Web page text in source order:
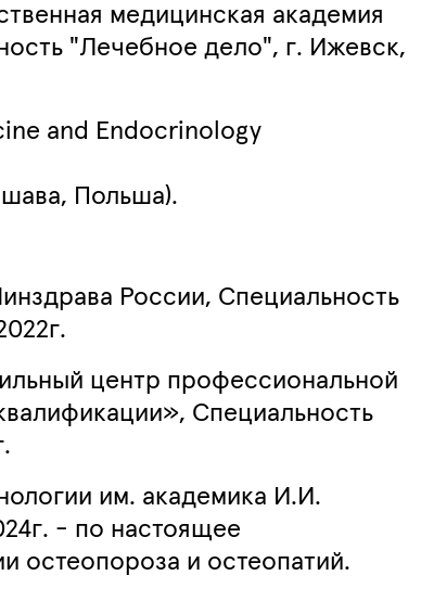
медицинская академия
"Лечебное дело", г. Ижевск,
and Endocrinology
, Польша).
России, Специальность
центр профессиональной
Специальность
им. академика И.И.
- по настоящее
остеопороза и остеопатий.